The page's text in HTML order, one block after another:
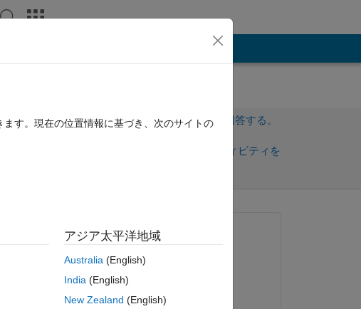
サインインしてこの質問に回答する。
サインインしてアクティビティを
0 投票
質問済み:
2020 年 10 月 11 日
回答済み:
す。現在の位置情報に基づき、次のサイトの
アジア太平洋地域
Australia(English)
India(English)
New Zealand (English)